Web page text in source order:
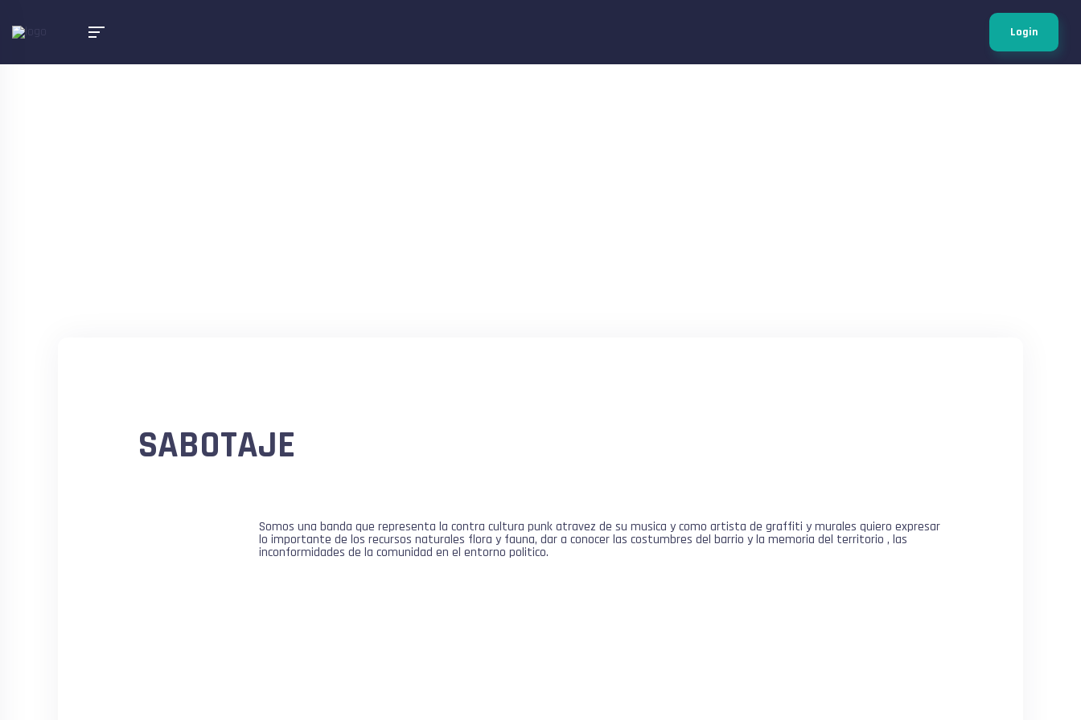
Login
SABOTAJE
Somos una banda que representa la contra cultura punk atravez de su musica y como artista de graffiti y murales quiero expresar
lo importante de los recursos naturales flora y fauna, dar a conocer las costumbres del barrio y la memoria del territorio , las
inconformidades de la comunidad en el entorno politico.